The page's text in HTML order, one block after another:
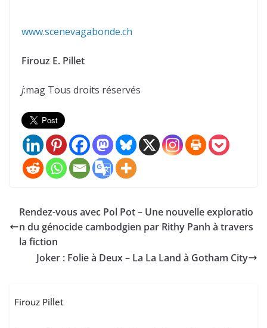
www.scenevagabonde.ch
Firouz E. Pillet
j:mag Tous droits réservés
Rendez-vous avec Pol Pot – Une nouvelle exploratio
n du génocide cambodgien par Rithy Panh à travers
la fiction
Joker : Folie à Deux – La La Land à Gotham City
Firouz Pillet